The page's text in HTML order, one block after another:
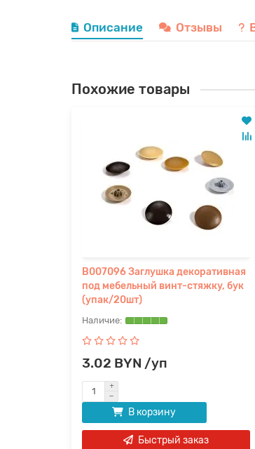
Описание Отзывы
Похожие товары
B007096 Заглушка декоративная
под мебельный винт-стяжку, бук
(упак/20шт)
3.02 BYN /уп
В корзину
Быстрый заказ